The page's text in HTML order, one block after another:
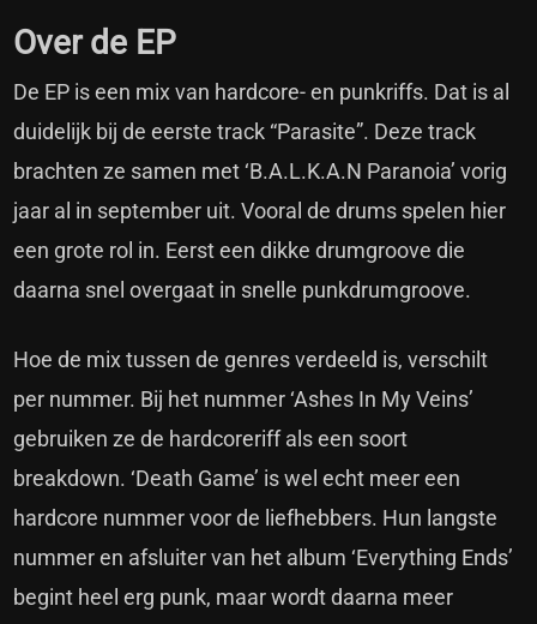
Over de EP
De EP is een mix van hardcore- en punkriffs. Dat is al
duidelijk bij de eerste track “Parasite”. Deze track
brachten ze samen met ‘B.A.L.K.A.N Paranoia’ vorig
jaar al in september uit. Vooral de drums spelen hier
een grote rol in. Eerst een dikke drumgroove die
daarna snel overgaat in snelle punkdrumgroove.
Hoe de mix tussen de genres verdeeld is, verschilt
per nummer. Bij het nummer ‘Ashes In My Veins’
gebruiken ze de hardcoreriff als een soort
breakdown. ‘Death Game’ is wel echt meer een
hardcore nummer voor de liefhebbers. Hun langste
nummer en afsluiter van het album ‘Everything Ends’
begint heel erg punk, maar wordt daarna meer